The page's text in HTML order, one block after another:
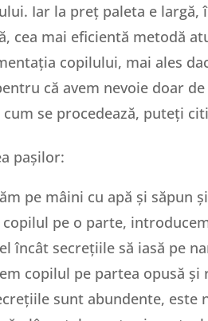
Iar la preț paleta e largă,
cea mai eficientă metodă
copilului, mai ales
că avem nevoie doar
cum se procedează, puteți
pașilor:
pe mâini cu apă și săpun
copilul pe o parte,
încât secrețiile să iasă pe
copilul pe partea opusă și
sunt abundente, este